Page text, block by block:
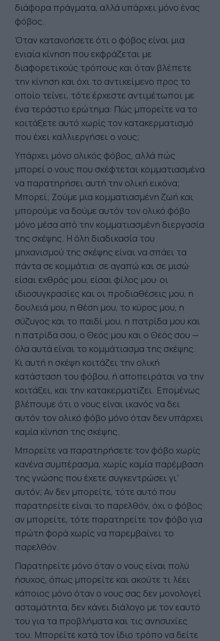
διάφορα πράγματα, αλλά υπάρχει μόνο ένας
φόβος.
Όταν κατανοήσετε ότι ο φόβος είναι μια
ενιαία κίνηση που εκφράζεται με
διαφορετικούς τρόπους και όταν βλέπετε
την κίνηση και όχι το αντικείμενο προς το
οποίο τείνει, τότε έρχεστε αντιμέτωποι με
ένα τεράστιο ερώτημα: Πώς μπορείτε να το
κοιτάξετε αυτό χωρίς τον κατακερματισμό
που έχει καλλιεργήσει ο νους;
Υπάρχει μόνο ολικός φόβος, αλλά πώς
μπορεί ο νους που σκέφτεται κομματιασμένα
να παρατηρήσει αυτή την ολική εικόνα;
Μπορεί; Ζούμε μια κομματιασμένη ζωή και
μπορούμε να δούμε αυτόν τον ολικό φόβο
μόνο μέσα από την κομματιασμένη διεργασία
της σκέψης. Η όλη διαδικασία του
μηχανισμού της σκέψης είναι να σπάει τα
πάντα σε κομμάτια: σε αγαπώ και σε μισώ·
είσαι εχθρός μου, είσαι φίλος μου· οι
ιδιοσυγκρασίες και οι προδιαθέσεις μου, η
δουλειά μου, η θέση μου, το κύρος μου, η
σύζυγος και το παιδί μου, η πατρίδα μου και
η πατρίδα σου, ο Θεός μου και ο Θεός σου —
όλα αυτά είναι το κομμάτιασμα της σκέψης.
Κι αυτή η σκέψη κοιτάζει την ολική
κατάσταση του φόβου, ή αποπειράται να την
κοιτάξει, και την κατακερματίζει. Επομένως
βλέπουμε ότι ο νους είναι ικανός να δει
αυτόν τον ολικό φόβο μόνο όταν δεν υπάρχει
καμία κίνηση της σκέψης.
Μπορείτε να παρατηρήσετε τον φόβο χωρίς
κανένα συμπέρασμα, χωρίς καμία παρέμβαση
της γνώσης που έχετε συγκεντρώσει γι’
αυτόν; Αν δεν μπορείτε, τότε αυτό που
παρατηρείτε είναι το παρελθόν, όχι ο φόβος·
αν μπορείτε, τότε παρατηρείτε τον φόβο για
πρώτη φορά χωρίς να παρεμβαίνει το
παρελθόν.
Παρατηρείτε μόνο όταν ο νους είναι πολύ
ήσυχος, όπως μπορείτε και ακούτε τι λέει
κάποιος μόνο όταν ο νους σας δεν μονολογεί
ασταμάτητα, δεν κάνει διάλογο με τον εαυτό
του για τα προβλήματα και τις ανησυχίες
του. Μπορείτε κατά τον ίδιο τρόπο να δείτε